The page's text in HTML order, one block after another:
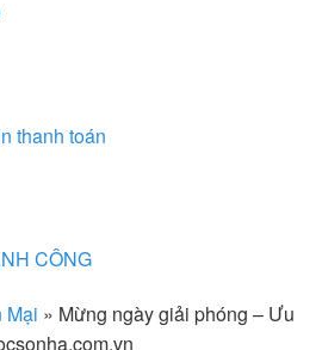
thanh toán
CÔNG
Mại » Mừng ngày giải phóng – Ưu